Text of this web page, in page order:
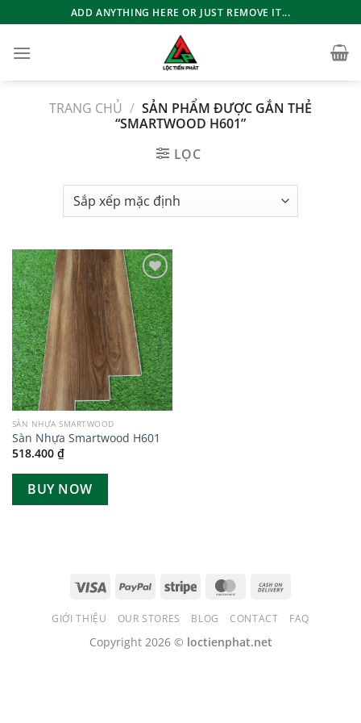
qua
nội
ADD ANYTHING HERE OR JUST REMOVE IT...
TRANG CHỦ / SẢN PHẨM ĐƯỢC GẮN THẺ
“SMARTWOOD H601”
LỌC
Add to
wishlist
SÀN NHỰA SMARTWOOD
Sàn Nhựa Smartwood H601
518.400 ₫
BUY NOW
GIỚI THIỆU OUR STORES BLOG CONTACT FAQ
Copyright 2026 © loctienphat.net